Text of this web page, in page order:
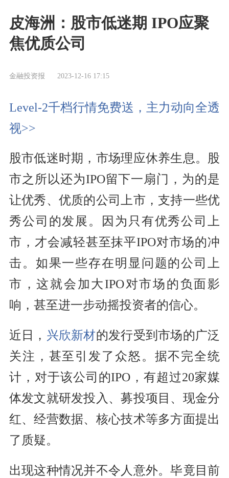
皮海洲：股市低迷期 IPO应聚
焦优质公司
金融投资报 2023-12-16 17:15
Level-2千档行情免费送，主力动向全透
视>>
股市低迷时期，市场理应休养生息。股
市之所以还为IPO留下一扇门，为的是
让优秀、优质的公司上市，支持一些优
秀公司的发展。因为只有优秀公司上
市，才会减轻甚至抹平IPO对市场的冲
击。如果一些存在明显问题的公司上
市，这就会加大IPO对市场的负面影
响，甚至进一步动摇投资者的信心。
近日， 兴欣新材的发行受到市场的广泛
关注，甚至引发了众怒。据不完全统
计，对于该公司的IPO，有超过20家媒
体发文就研发投入、募投项目、现金分
红、经营数据、核心技术等多方面提出
了质疑。
出现这种情况并不令人意外。毕竟目前